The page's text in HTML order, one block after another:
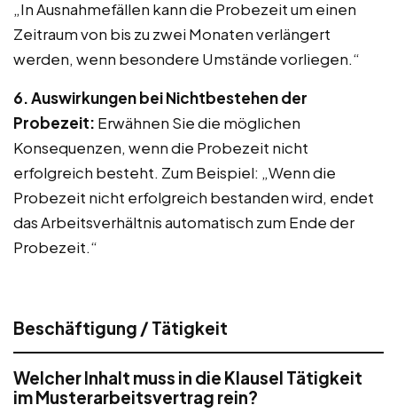
„In Ausnahmefällen kann die Probezeit um einen
Zeitraum von bis zu zwei Monaten verlängert
werden, wenn besondere Umstände vorliegen.“
6. Auswirkungen bei Nichtbestehen der
Probezeit: Erwähnen Sie die möglichen
Konsequenzen, wenn die Probezeit nicht
erfolgreich besteht. Zum Beispiel: „Wenn die
Probezeit nicht erfolgreich bestanden wird, endet
das Arbeitsverhältnis automatisch zum Ende der
Probezeit.“
Beschäftigung / Tätigkeit
Welcher Inhalt muss in die Klausel Tätigkeit
im Musterarbeitsvertrag rein?